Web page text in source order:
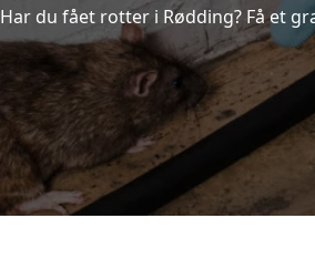
Har du fået rotter i Rødding? Få et